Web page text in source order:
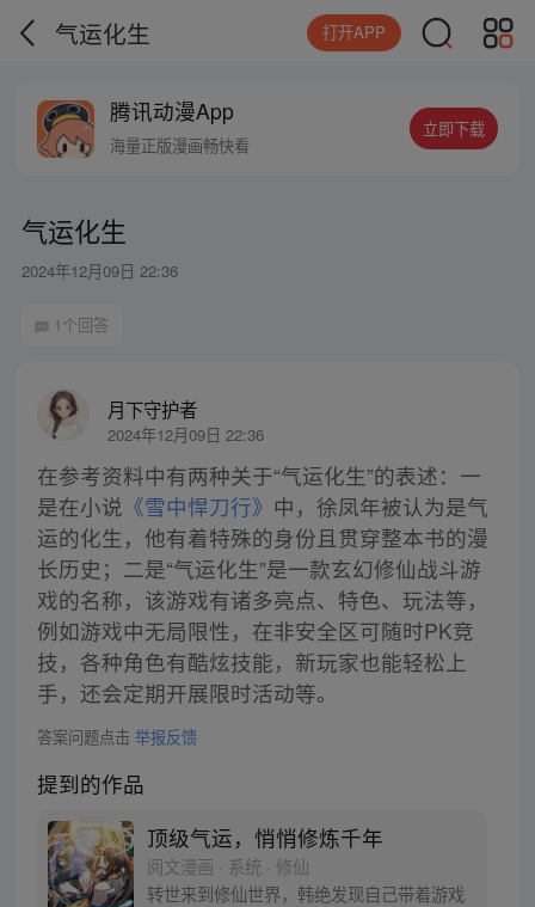
气运化生 打开APP
腾讯动漫App
海量正版漫画畅快看
立即下载
气运化生
2024年12月09日 22:36
1个回答
月下守护者
2024年12月09日 22:36
在参考资料中有两种关于“气运化生”的表述：一
是在小说 《雪中悍刀行》 中，徐凤年被认为是气
运的化生，他有着特殊的身份且贯穿整本书的漫
长历史；二是“气运化生”是一款玄幻修仙战斗游
戏的名称，该游戏有诸多亮点、特色、玩法等，
例如游戏中无局限性，在非安全区可随时PK竞
技，各种角色有酷炫技能，新玩家也能轻松上
手，还会定期开展限时活动等。
答案问题点击 举报反馈
提到的作品
顶级气运，悄悄修炼千年
阅文漫画 · 系统 · 修仙
转世来到修仙世界，韩绝发现自己带着游戏